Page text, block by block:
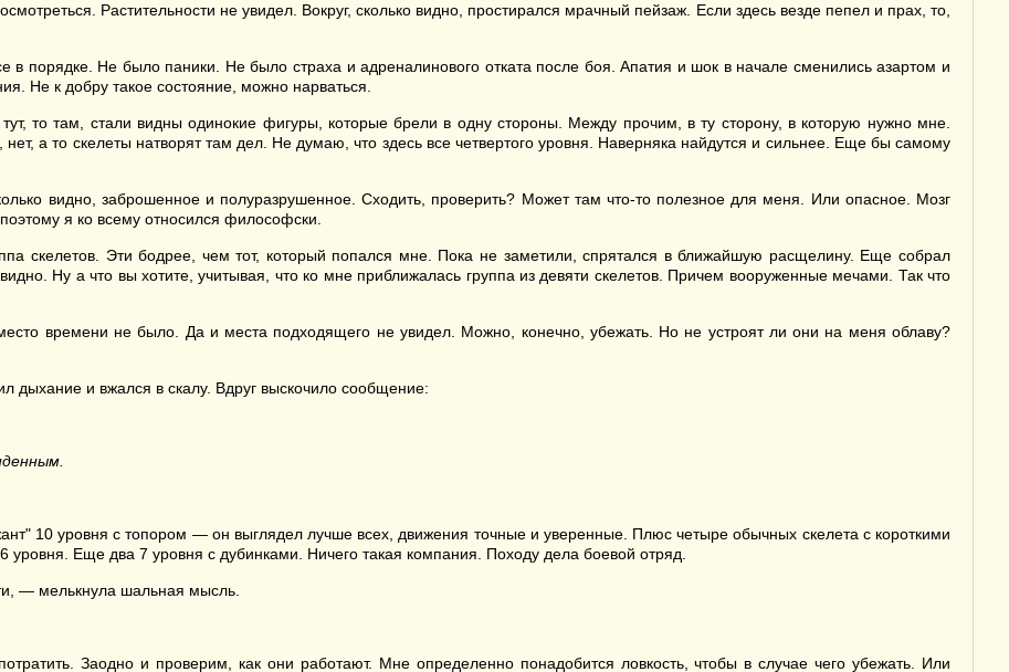
Растительности не увидел. Вокруг, сколько видно, простирался мрачный пейзаж. Если здесь везде пепел и прах, то,
порядке. Не было паники. Не было страха и адреналинового отката после боя. Апатия и шок в начале сменились азартом и
Не к добру такое состояние, можно нарваться.
то там, стали видны одинокие фигуры, которые брели в одну стороны. Между прочим, в ту сторону, в которую нужно мне.
а то скелеты натворят там дел. Не думаю, что здесь все четвертого уровня. Наверняка найдутся и сильнее. Еще бы самому
видно, заброшенное и полуразрушенное. Сходить, проверить? Может там что-то полезное для меня. Или опасное. Мозг
я ко всему относился философски.
скелетов. Эти бодрее, чем тот, который попался мне. Пока не заметили, спрятался в ближайшую расщелину. Еще собрал
Ну а что вы хотите, учитывая, что ко мне приближалась группа из девяти скелетов. Причем вооруженные мечами. Так что
времени не было. Да и места подходящего не увидел. Можно, конечно, убежать. Но не устроят ли они на меня облаву?
дыхание и вжался в скалу. Вдруг выскочило сообщение:
10 уровня с топором — он выглядел лучше всех, движения точные и уверенные. Плюс четыре обычных скелета с короткими
Еще два 7 уровня с дубинками. Ничего такая компания. Походу дела боевой отряд.
— мелькнула шальная мысль.
Заодно и проверим, как они работают. Мне определенно понадобится ловкость, чтобы в случае чего убежать. Или